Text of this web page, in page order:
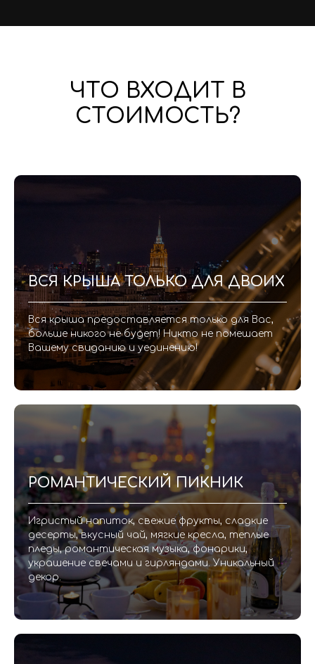
ЧТО ВХОДИТ В
СТОИМОСТЬ?
ВСЯ КРЫША ТОЛЬКО ДЛЯ ДВОИХ
Вся крыша предоставляется только для Вас,
больше никого не будет! Никто не помешает
Вашему свиданию и уединению!
РОМАНТИЧЕСКИЙ ПИКНИК
Игристый напиток, свежие фрукты, сладкие
десерты, вкусный чай, мягкие кресла, теплые
пледы, романтическая музыка, фонарики,
украшение свечами и гирляндами. Уникальный
декор.